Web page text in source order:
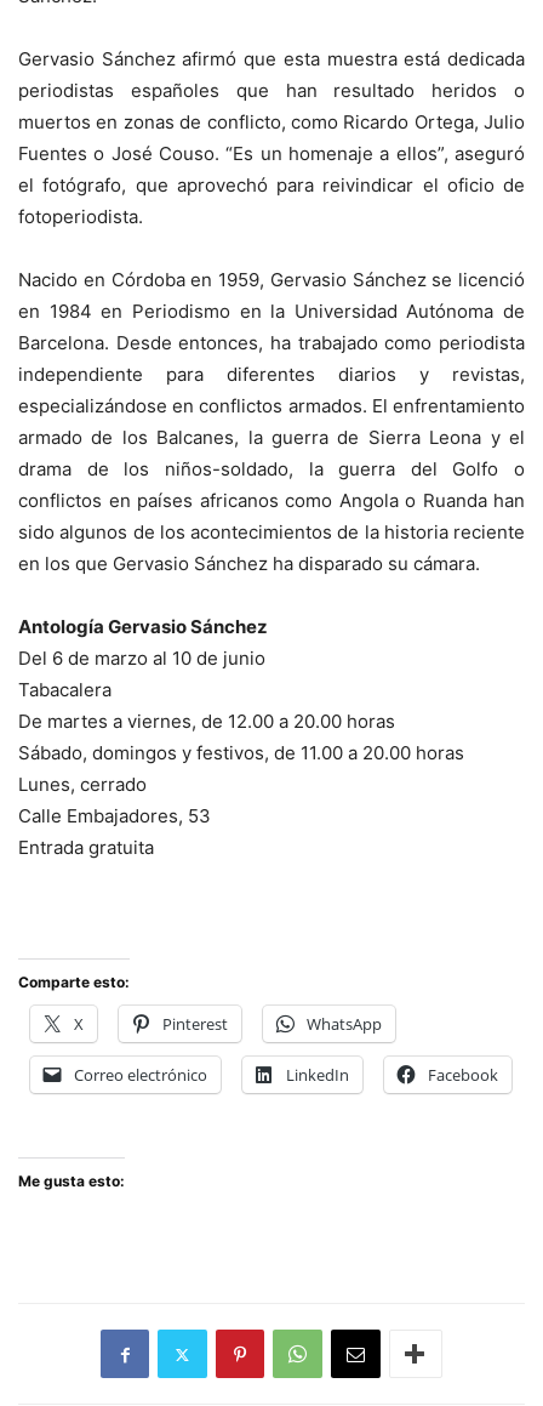
Gervasio Sánchez afirmó que esta muestra está dedicada
periodistas españoles que han resultado heridos o
muertos en zonas de conflicto, como Ricardo Ortega, Julio
Fuentes o José Couso. “Es un homenaje a ellos”, aseguró
el fotógrafo, que aprovechó para reivindicar el oficio de
fotoperiodista.
Nacido en Córdoba en 1959, Gervasio Sánchez se licenció
en 1984 en Periodismo en la Universidad Autónoma de
Barcelona. Desde entonces, ha trabajado como periodista
independiente para diferentes diarios y revistas,
especializándose en conflictos armados. El enfrentamiento
armado de los Balcanes, la guerra de Sierra Leona y el
drama de los niños-soldado, la guerra del Golfo o
conflictos en países africanos como Angola o Ruanda han
sido algunos de los acontecimientos de la historia reciente
en los que Gervasio Sánchez ha disparado su cámara.
Antología Gervasio Sánchez
Del 6 de marzo al 10 de junio
Tabacalera
De martes a viernes, de 12.00 a 20.00 horas
Sábado, domingos y festivos, de 11.00 a 20.00 horas
Lunes, cerrado
Calle Embajadores, 53
Entrada gratuita
Comparte esto:
X Pinterest WhatsApp
Correo electrónico LinkedIn Facebook
Me gusta esto: